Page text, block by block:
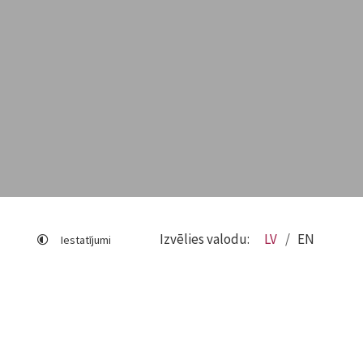
Iestatījumi Izvēlies valodu: LV EN